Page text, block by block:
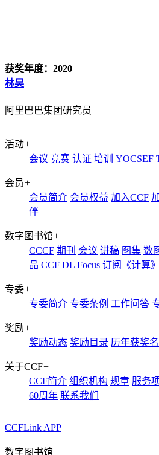
获奖年度：2020
林昊
阿里巴巴集团研究员
活动+
会议 竞赛 认证 培训 YOCSEF
会员+
会员简介 会员权益 加入CCF
伴
数字图书馆+
CCCF 期刊 会议 讲稿 图集 数
品 CCF DL Focus 订阅《计算》
专委+
专委简介 专委条例 工作问答
奖励+
奖励动态 奖励目录 历年获奖
关于CCF+
CCF简介 组织机构 规章 服务
60周年 联系我们
CCFLink APP
数字图书馆